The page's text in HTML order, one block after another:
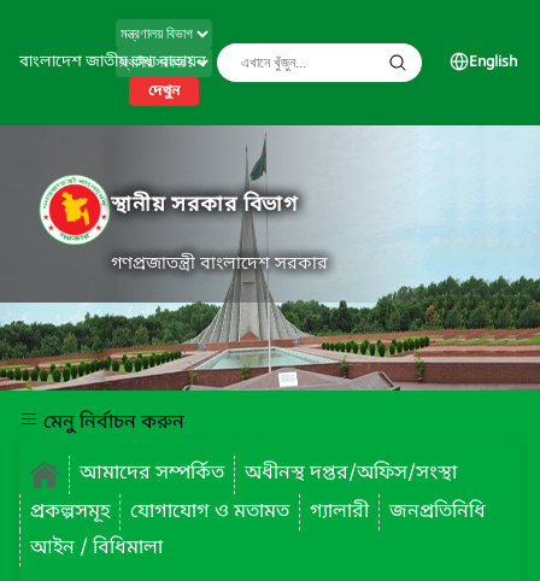
বাংলাদেশ জাতীয় তথ্য বাতায়ন
দেখুন
English
স্থানীয় সরকার বিভাগ
গণপ্রজাতন্ত্রী বাংলাদেশ সরকার
মেনু নির্বাচন করুন
আমাদের সম্পর্কিত
অধীনস্থ দপ্তর/অফিস/সংস্থা
প্রকল্পসমূহ
যোগাযোগ ও মতামত গ্যালারী
জনপ্রতিনিধি
আইন / বিধিমালা